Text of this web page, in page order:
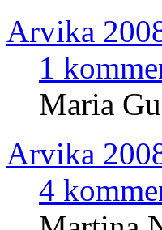
Arvika
1
Maria
Arvika
4